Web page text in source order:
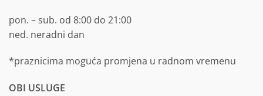
pon. – sub. od 8:00 do 21:00
ned. neradni dan
*praznicima moguća promjena u radnom vremenu
OBI USLUGE